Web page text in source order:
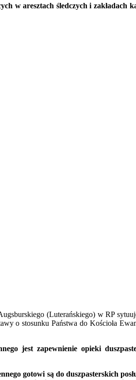
w aresztach śledczych i
(Luterańskiego) w RP
o stosunku Państwa do Kościoła
jest zapewnienie opieki
gotowi są do duszpasterskich